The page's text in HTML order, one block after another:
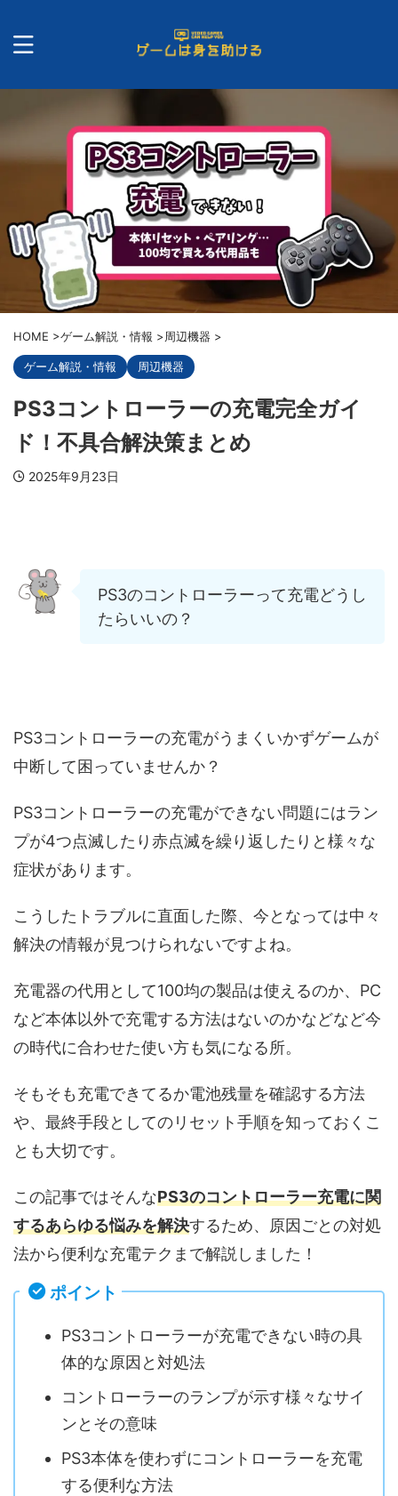
HOME >ゲーム解説・情報 >周辺機器 >
ゲーム解説・情報 周辺機器
PS3コントローラーの充電完全ガイ
ド！不具合解決策まとめ
2025年9月23日
PS3のコントローラーって充電どうし
たらいいの？
PS3コントローラーの充電がうまくいかずゲームが
中断して困っていませんか？
PS3コントローラーの充電ができない問題にはラン
プが4つ点滅したり赤点滅を繰り返したりと様々な
症状があります。
こうしたトラブルに直面した際、今となっては中々
解決の情報が見つけられないですよね。
充電器の代用として100均の製品は使えるのか、PC
など本体以外で充電する方法はないのかなどなど今
の時代に合わせた使い方も気になる所。
そもそも充電できてるか電池残量を確認する方法
や、最終手段としてのリセット手順を知っておくこ
とも大切です。
この記事ではそんなPS3のコントローラー充電に関
するあらゆる悩みを解決するため、原因ごとの対処
法から便利な充電テクまで解説しました！
ポイント
PS3コントローラーが充電できない時の具
体的な原因と対処法
コントローラーのランプが示す様々なサイ
ンとその意味
PS3本体を使わずにコントローラーを充電
する便利な方法